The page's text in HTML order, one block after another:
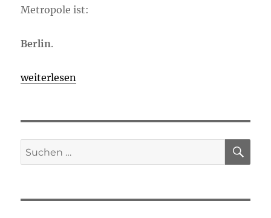
Metropole ist:
Berlin.
„Einhundert Jahre Gross-Berlin“
weiterlesen
Suchen
nach: